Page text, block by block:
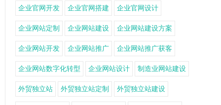
企业官网开发 企业官网搭建 企业官网设计
企业网站定制 企业网站建设 企业网站建设方案
企业网站开发 企业网站推广 企业网站推广获客
企业网站数字化转型 企业网站设计 制造业网站建设
外贸独立站 外贸独立站定制 外贸独立站建设